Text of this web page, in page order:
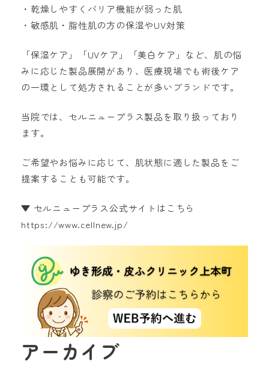
・乾燥しやすくバリア機能が弱った肌
・敏感肌・脂性肌の方の保湿やUV対策
「保湿ケア」「UVケア」「美白ケア」など、肌の悩
みに応じた製品展開があり、医療現場でも術後ケア
の一環として処方されることが多いブランドです。
当院では、セルニュープラス製品を取り扱っており
ます。
ご希望やお悩みに応じて、肌状態に適した製品をご
提案することも可能です。
▼ セルニュープラス公式サイトはこちら
https://www.cellnew.jp/
アーカイブ